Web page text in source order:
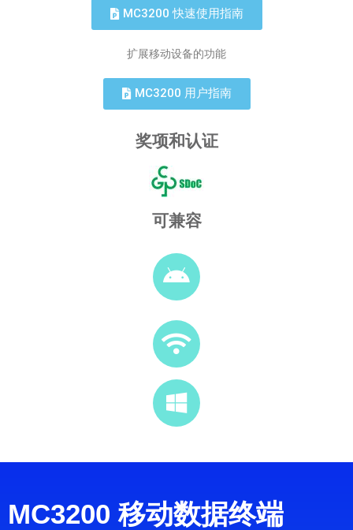
MC3200 快速使用指南
扩展移动设备的功能
MC3200 用户指南
奖项和认证
可兼容
MC3200 移动数据终端